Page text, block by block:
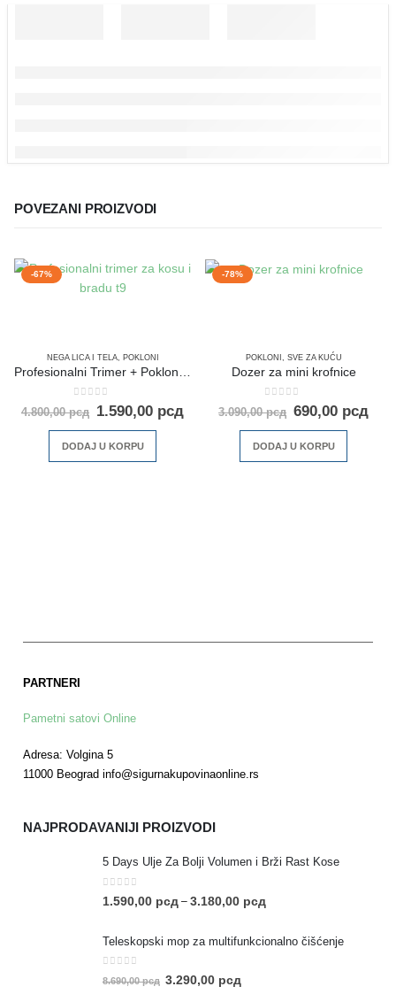
POVEZANI PROIZVODI
-67%
NEGA LICA I TELA, POKLONI
Profesionalni Trimer + Poklon rezervna baterija
out of 5
4.800,00рсд 1.590,00 рсд
DODAJ U KORPU
-78%
POKLONI , SVE ZA KUĆU
Dozer za mini krofnice
out of 5
3.090,00рсд 690,00 рсд
DODAJ U KORPU
PARTNERI
Pametni satovi Online
Adresa: Volgina 5
11000 Beograd info@sigurnakupovinaonline.rs
NAJPRODAVANIJI PROIZVODI
5 Days Ulje Za Bolji Volumen i Brži Rast Kose
0 out of 5
1.590,00 рсд – 3.180,00 рсд
Teleskopski mop za multifunkcionalno čišćenje
0 out of 5
8.690,00рсд 3.290,00 рсд